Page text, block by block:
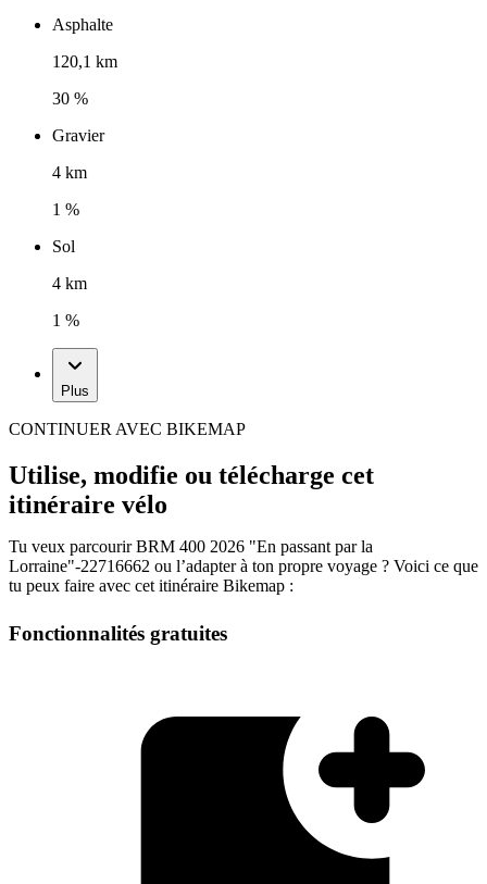
Asphalte
120,1 km
30 %
Gravier
4 km
1 %
Sol
4 km
1 %
Plus
CONTINUER AVEC BIKEMAP
Utilise, modifie ou télécharge cet
itinéraire vélo
Tu veux parcourir BRM 400 2026 "En passant par la
Lorraine"-22716662 ou l’adapter à ton propre voyage ? Voici ce que
tu peux faire avec cet itinéraire Bikemap :
Fonctionnalités gratuites